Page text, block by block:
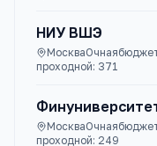
НИУ ВШЭ
МоскваОчная
проходной: 371
МоскваОчная
проходной: 249